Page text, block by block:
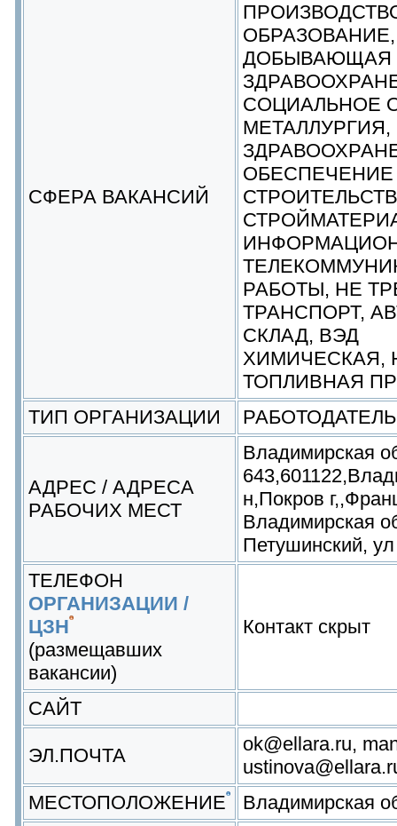
СФЕРА ВАКАНСИЙ
ДОБЫВАЮЩАЯ
СОЦИАЛЬНОЕ
ОБЕСПЕЧЕНИЕ
РАБОТЫ, НЕ
ТРАНСПОРТ,
СКЛАД, ВЭД
ХИМИЧЕСКАЯ,
ТОПЛИВНАЯ
ТИП ОРГАНИЗАЦИИ
РАБОТОДАТЕЛЬ
АДРЕС / АДРЕСА
РАБОЧИХ МЕСТ
Владимирская
н,Покров
Владимирская
Петушинский,
ТЕЛЕФОН
ОРГАНИЗАЦИИ /
ЦЗН
(размещавших
вакансии)
Контакт скрыт
САЙТ
ЭЛ.ПОЧТА
ok@ellara.ru,
МЕСТОПОЛОЖЕНИЕ
Владимирская